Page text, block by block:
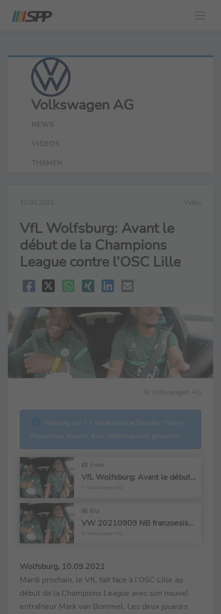
Volkswagen AG
NEWS
VIDEOS
THEMEN
10.09.2021 Video
VfL Wolfsburg: Avant le
début de la Champions
League contre l’OSC Lille
© Volkswagen AG
Nutzung nur für redaktionelle Zwecke / News-
Produktion erlaubt. Kein Weiterverkauf gestattet!
Video
VfL Wolfsburg: Avant le début de la Champions League contre l’OSC Lille
© Volkswagen AG
Bild
VW 20210909 NB franzoesisch.png
© Volkswagen AG
Wolfsburg, 10.09.2021
Mardi prochain, le VfL fait face à l’OSC Lille au
début de la Champions League avec son nouvel
entraîneur Mark van Bommel. Les deux joueurs